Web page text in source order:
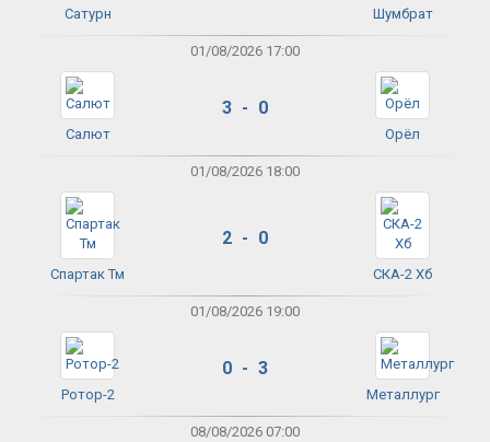
Сатурн Шумбрат
01/08/2026 17:00
Салют
3 - 0
Орёл
01/08/2026 18:00
Спартак Тм
2 - 0
СКА-2 Хб
01/08/2026 19:00
Ротор-2
0 - 3
Металлург
08/08/2026 07:00